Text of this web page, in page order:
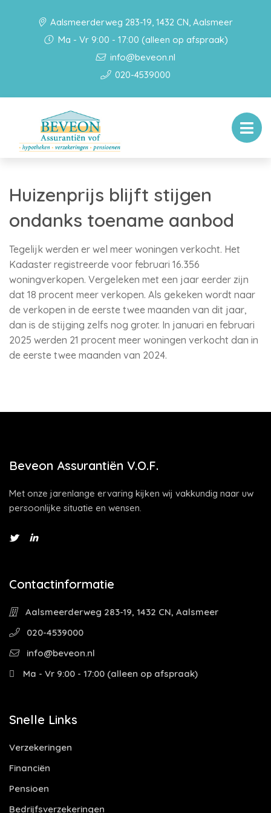
Aalsmeerderweg 283-19, 1432 CN, Aalsmeer
Ma - Vr 9:00 - 17:00 (alleen op afspraak)
info@beveon.nl
020-4539000
Huizenprijs blijft stijgen
ondanks toename aanbod
Tegelijk werden er wel meer woningen verkocht. Het
Kadaster registreerde voor februari 16.356
woningverkopen. Vergeleken met een jaar eerder zijn
dat 18 procent meer verkopen. Als gekeken wordt naar
de verkopen in de eerste twee maanden van dit jaar,
dan is de stijging zelfs nog groter. In januari en februari
2025 werden 21 procent meer woningen verkocht dan in
de eerste twee maanden van 2024.
Beveon Assurantiën V.O.F.
Met onze jarenlange ervaring kijken wij vakkundig naar uw
persoonlijke situatie en wensen.
Contactinformatie
Aalsmeerderweg 283-19, 1432 CN, Aalsmeer
020-4539000
info@beveon.nl
Ma - Vr 9:00 - 17:00 (alleen op afspraak)
Snelle Links
Verzekeringen
Financiën
Pensioen
Bedrijfsverzekeringen